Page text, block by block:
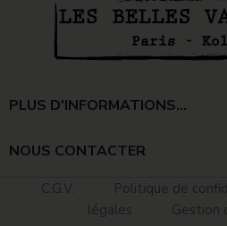
PLUS D'INFORMATIONS...
NOUS CONTACTER
C.G.V. Politique de
légales
Gestion